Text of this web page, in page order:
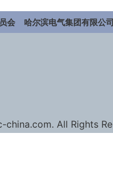
会 哈尔滨电气集团有限公
china.com. All Rights